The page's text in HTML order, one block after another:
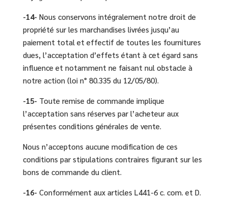
-14- Nous conservons intégralement notre droit de
propriété sur les marchandises livrées jusqu’au
paiement total et effectif de toutes les fournitures
dues, l’acceptation d’effets étant à cet égard sans
influence et notamment ne faisant nul obstacle à
notre action (loi n° 80.335 du 12/05/80).
-15- Toute remise de commande implique
l’acceptation sans réserves par l’acheteur aux
présentes conditions générales de vente.
Nous n’acceptons aucune modification de ces
conditions par stipulations contraires figurant sur les
bons de commande du client.
-16- Conformément aux articles L441-6 c. com. et D.